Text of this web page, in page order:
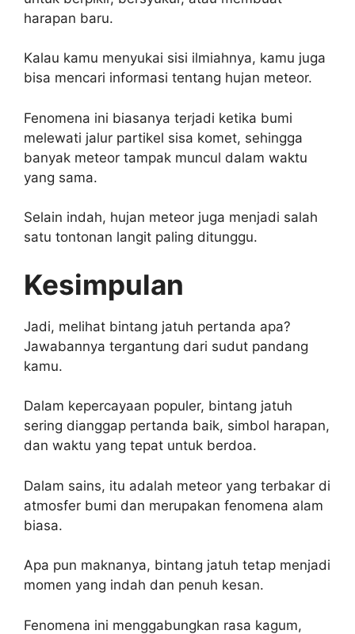
harapan baru.
Kalau kamu menyukai sisi ilmiahnya, kamu juga
bisa mencari informasi tentang hujan meteor.
Fenomena ini biasanya terjadi ketika bumi
melewati jalur partikel sisa komet, sehingga
banyak meteor tampak muncul dalam waktu
yang sama.
Selain indah, hujan meteor juga menjadi salah
satu tontonan langit paling ditunggu.
Kesimpulan
Jadi, melihat bintang jatuh pertanda apa?
Jawabannya tergantung dari sudut pandang
kamu.
Dalam kepercayaan populer, bintang jatuh
sering dianggap pertanda baik, simbol harapan,
dan waktu yang tepat untuk berdoa.
Dalam sains, itu adalah meteor yang terbakar di
atmosfer bumi dan merupakan fenomena alam
biasa.
Apa pun maknanya, bintang jatuh tetap menjadi
momen yang indah dan penuh kesan.
Fenomena ini menggabungkan rasa kagum,